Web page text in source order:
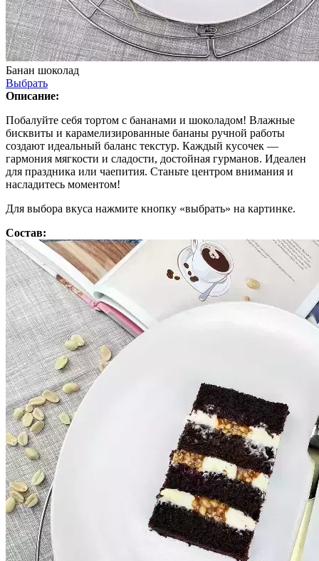
Банан шоколад
Выбрать
Описание:
Побалуйте себя тортом с бананами и шоколадом! Влажные
бисквиты и карамелизированные бананы ручной работы
создают идеальный баланс текстур. Каждый кусочек —
гармония мягкости и сладости, достойная гурманов. Идеален
для праздника или чаепития. Станьте центром внимания и
насладитесь моментом!
Для выбора вкуса нажмите кнопку «выбрать» на картинке.
Состав: